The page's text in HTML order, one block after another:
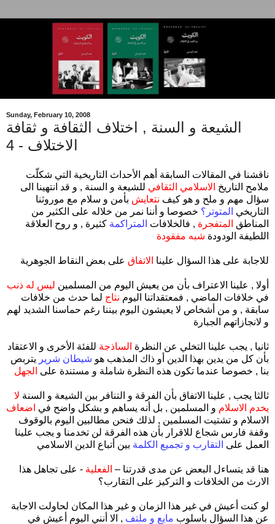
Sunday, February 10, 2008
الشيعة و السنة , اختلاف الثقافة و ثقافة
الاختلاف - 4
ناقشنا في المقالات السابقة أهم الأحداث التاريخية التي شكلّت
ملامح التاريخ الاسلامي الثقافي للشيعة و السنة , و قد انتهينا الى
سؤال مهم و ملح و هو كيف نتعايش بأمن و سلام مع موروثنا
التاريخي المتوتر؟ خصوصا و أننا نمر من خلاله على الكثير من
المناطق المتفجرة , فالخلافات المتراكمة كثيرة , و روح العلاقة
اللطيفة الودودة شبه مفقودة
للاجابة على هذا السؤال علينا الاتفاق على بعض النقاط الجوهرية
أولا , علينا الاعتراف بأن من يعيش اليوم من المسلمين ليس له ذنب
في خلافات الماضي , فمعتقداتنا اليوم نتاج لما حدث من خلافات
سابقة , و من أشخاص لا يعيشون اليوم بيننا رغم حماسنا الشديد لهم
و لانجازاتهم الجبارة
ثانيا , يجب علينا التخلي عن النظرة الساذجة للفئة الأخرى و الاعتقاد
بأن كل من يدين بهذا الدين أو ذاك المذهب هو شيطان شرير يتربص
بنا , خصوصا عندما تكون هذه النظرة شاملة و مستندة على الجهل
ثالثا يجب , علينا الاتفاق بأن الفرقة و التنافر بين الشيعة و السنة لا
يخدم الاسلام و المسلمين , بل أنه يساهم و بشكل واضح في اضعاف
الاسلام و تشتيت المسلمين , لذلك فنحن مطالبين اليوم بالوقوف
وقفة فارس شجاع للاقرار بأن هذه الفرقة لن تخدمنا و يجب علينا
العمل على التقارب و تجميع الكلمة بين أتباع الدين الاسلامي
هنا قد يتساءل البعض عن مدى قدرتنا – الفعلية - على تجاهل هذا
الارث من الخلافات و التركيز على التقارب؟
لو كنت أعيش في غير هذا الزمان و غير هذا المكان لحاولت الاجابة
عن هذا السؤال باسلوب مايع و ملتف , الا أنني اليوم أعيش في